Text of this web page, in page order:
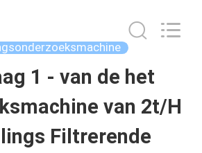
1 - van de het
van 2t/H
Filtrerende